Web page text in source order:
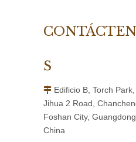
S
 Edificio B, Torch Park,
Jihua 2 Road,
Foshan City, Guangdong,
China